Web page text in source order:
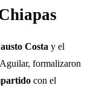
Costa y el
formalizaron
con el